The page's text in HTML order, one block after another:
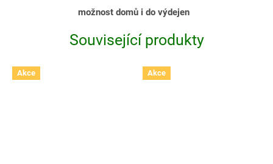
možnost domů i do výdejen
Související produkty
Akce Akce